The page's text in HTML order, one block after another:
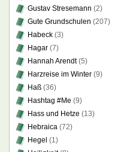
Gustav Stresemann (2)
Gute Grundschulen (207)
Habeck (3)
Hagar (7)
Hannah Arendt(5)
Harzreise im Winter (9)
Haß (36)
Hashtag #Me (9)
Hass und Hetze (13)
Hebraica (72)
Hegel (1)